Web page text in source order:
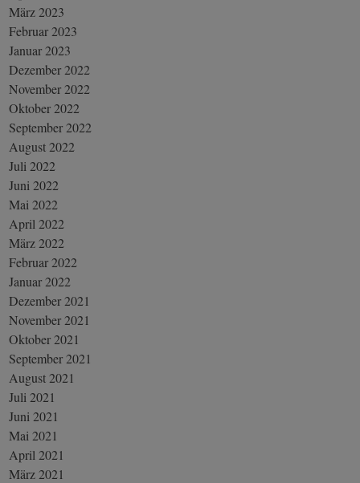
März 2023
Februar 2023
Januar 2023
Dezember 2022
November 2022
Oktober 2022
September 2022
August 2022
Juli 2022
Juni 2022
Mai 2022
April 2022
März 2022
Februar 2022
Januar 2022
Dezember 2021
November 2021
Oktober 2021
September 2021
August 2021
Juli 2021
Juni 2021
Mai 2021
April 2021
März 2021